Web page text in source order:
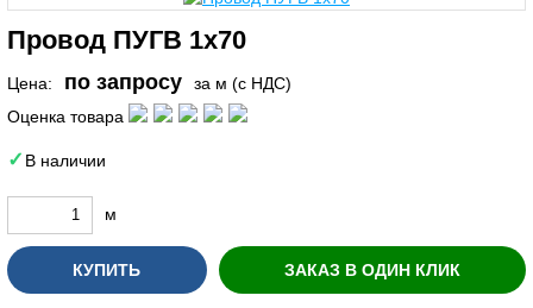
Провод ПУГВ 1х70
Цена: по запросу
за м (с НДС)
Оценка товара
В наличии
м
КУПИТЬ ЗАКАЗ В ОДИН КЛИК